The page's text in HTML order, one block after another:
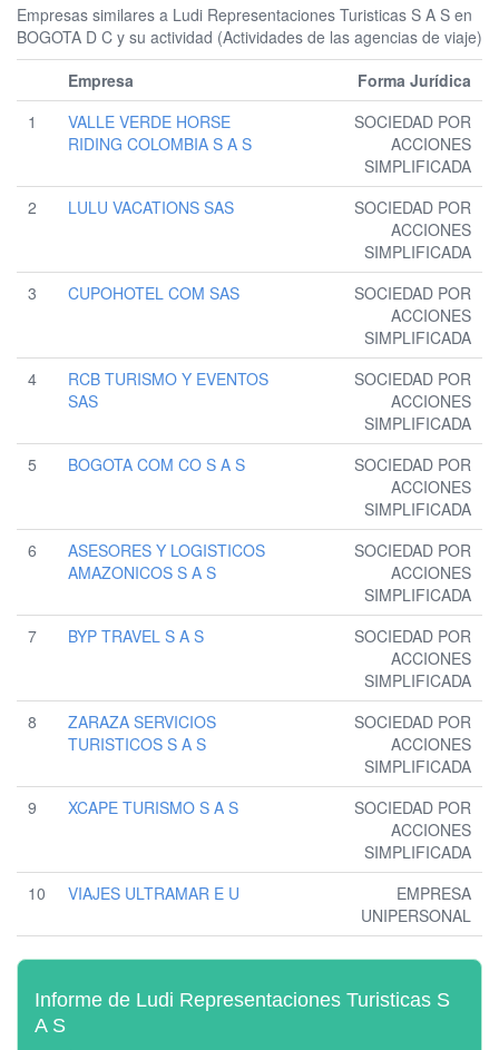
Empresas similares a Ludi Representaciones Turisticas S A S en
BOGOTA D C y su actividad (Actividades de las agencias de viaje)
Empresa
Forma Jurídica
1
VALLE VERDE HORSE
RIDING COLOMBIA S A S
SOCIEDAD POR
ACCIONES
SIMPLIFICADA
2
LULU VACATIONS SAS
SOCIEDAD POR
ACCIONES
SIMPLIFICADA
3
CUPOHOTEL COM SAS
SOCIEDAD POR
ACCIONES
SIMPLIFICADA
4
RCB TURISMO Y EVENTOS
SAS
SOCIEDAD POR
ACCIONES
SIMPLIFICADA
5
BOGOTA COM CO S A S
SOCIEDAD POR
ACCIONES
SIMPLIFICADA
6
ASESORES Y LOGISTICOS
AMAZONICOS S A S
SOCIEDAD POR
ACCIONES
SIMPLIFICADA
7
BYP TRAVEL S A S
SOCIEDAD POR
ACCIONES
SIMPLIFICADA
8
ZARAZA SERVICIOS
TURISTICOS S A S
SOCIEDAD POR
ACCIONES
SIMPLIFICADA
9
XCAPE TURISMO S A S
SOCIEDAD POR
ACCIONES
SIMPLIFICADA
10
VIAJES ULTRAMAR E U
EMPRESA
UNIPERSONAL
Informe de Ludi Representaciones Turisticas S
A S